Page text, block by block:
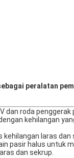
peralatan
dan roda
kehilangan
laras
pasir halus untuk
dan sekrup.